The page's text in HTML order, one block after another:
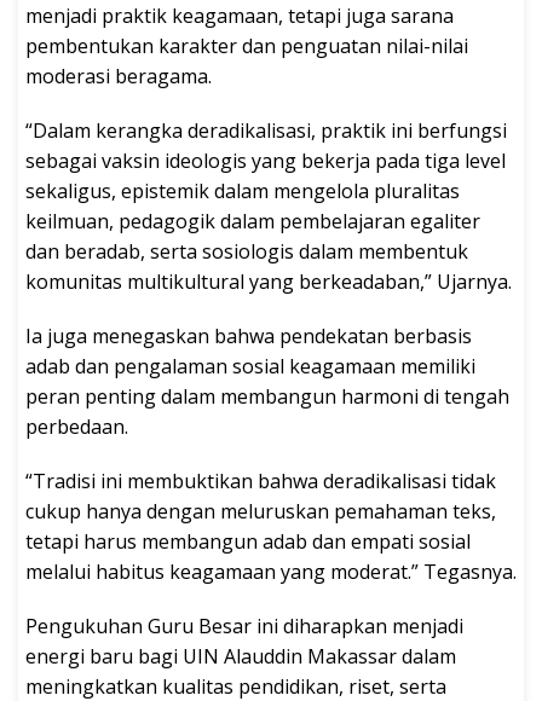
menjadi praktik keagamaan, tetapi juga sarana
pembentukan karakter dan penguatan nilai-nilai
moderasi beragama.
“Dalam kerangka deradikalisasi, praktik ini berfungsi
sebagai vaksin ideologis yang bekerja pada tiga level
sekaligus, epistemik dalam mengelola pluralitas
keilmuan, pedagogik dalam pembelajaran egaliter
dan beradab, serta sosiologis dalam membentuk
komunitas multikultural yang berkeadaban,” Ujarnya.
Ia juga menegaskan bahwa pendekatan berbasis
adab dan pengalaman sosial keagamaan memiliki
peran penting dalam membangun harmoni di tengah
perbedaan.
“Tradisi ini membuktikan bahwa deradikalisasi tidak
cukup hanya dengan meluruskan pemahaman teks,
tetapi harus membangun adab dan empati sosial
melalui habitus keagamaan yang moderat.” Tegasnya.
Pengukuhan Guru Besar ini diharapkan menjadi
energi baru bagi UIN Alauddin Makassar dalam
meningkatkan kualitas pendidikan, riset, serta